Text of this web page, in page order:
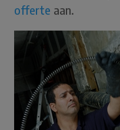
offerte aan.